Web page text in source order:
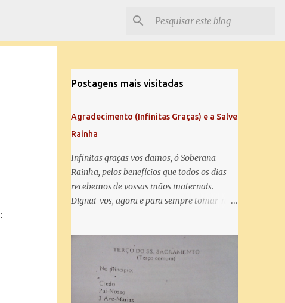
:
Postagens mais visitadas
Agradecimento (Infinitas Graças) e a Salve
Rainha
Infinitas graças vos damos, ó Soberana
Rainha, pelos benefícios que todos os dias
recebemos de vossas mãos maternais.
Dignai-vos, agora e para sempre tomar-nos
Salve Rainha: Salve Rainha , Mãe de
misericórdia, vida, doçura, esperança nossa,
salve! A vós bradamos os degredados filhos
de Eva, a vós suspiramos, gemendo e
chorando neste vale de lágrimas. Eia, pois,